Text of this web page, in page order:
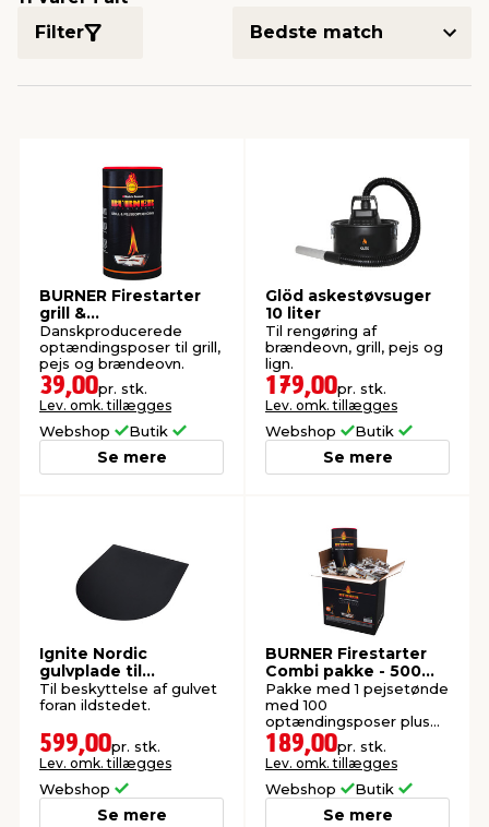
& stilladser
& ukrudt
& persienner
& standere
& syltning
kloak
data & TV
& spande
underholdning
Filter
BURNER Firestarter
grill &
pejseoptænding 100
stk.
Danskproducerede
optændingsposer til grill,
pejs og brændeovn.
39,00pr. stk.
Lev. omk. tillægges
Webshop Butik
Se mere
Glöd askestøvsuger
10 liter
Til rengøring af
brændeovn, grill, pejs og
lign.
179,00pr. stk.
Lev. omk. tillægges
Webshop Butik
Se mere
Ignite Nordic
gulvplade til
brændeovn stål 85 x
100 cm
Til beskyttelse af gulvet
foran ildstedet.
599,00pr. stk.
Lev. omk. tillægges
Webshop
Se mere
BURNER Firestarter
Combi pakke - 500
stk.
Pakke med 1 pejsetønde
med 100
optændingsposer plus
400 løse
optændingsposer.
189,00pr. stk.
Lev. omk. tillægges
Webshop Butik
Se mere